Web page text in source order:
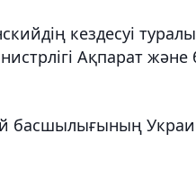
кездесуі
Ақпарат
басшылығының